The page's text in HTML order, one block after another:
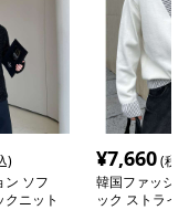
)
ン ソフ
クニット
¥7,660(税
韓国ファッシ
ック ストライ